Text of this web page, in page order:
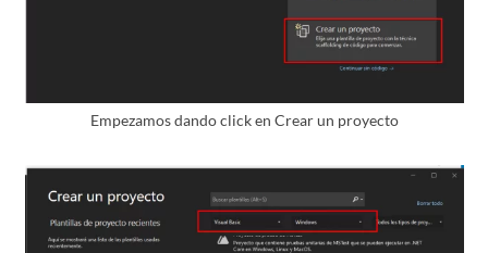
Empezamos dando click en Crear un proyecto